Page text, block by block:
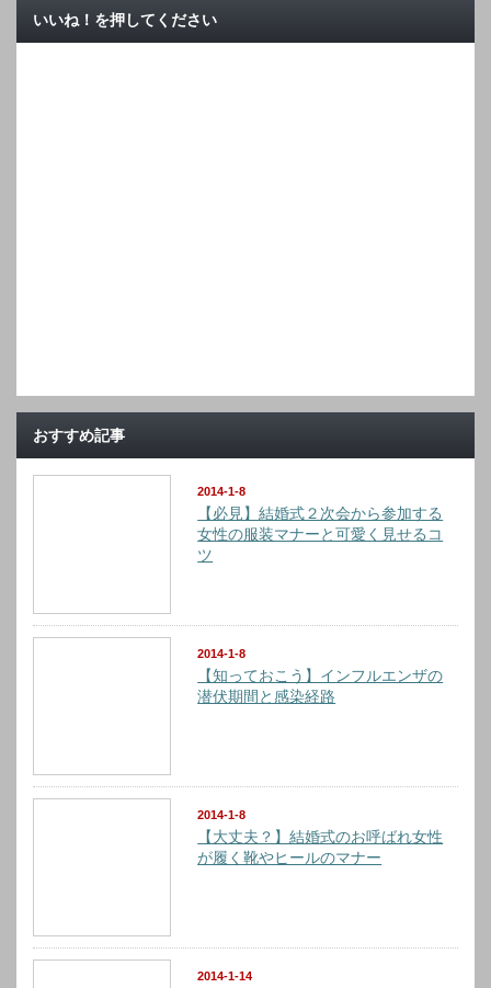
いいね！を押してください
おすすめ記事
2014-1-8
【必見】結婚式２次会から参加する
女性の服装マナーと可愛く見せるコ
ツ
2014-1-8
【知っておこう】インフルエンザの
潜伏期間と感染経路
2014-1-8
【大丈夫？】結婚式のお呼ばれ女性
が履く靴やヒールのマナー
2014-1-14